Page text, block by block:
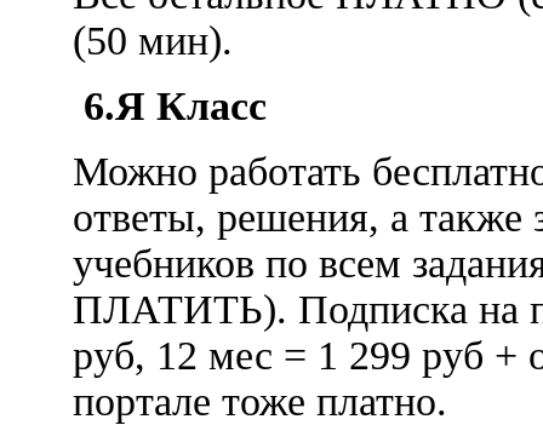
(50 мин).
6.Я Класс
Можно работать
ответы, решения, а также
учебников по всем
ПЛАТИТЬ). Подписка на
руб, 12 мес = 1 299 руб +
портале тоже платно.